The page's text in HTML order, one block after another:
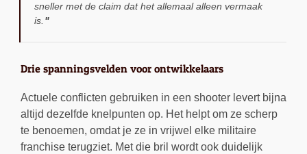
sneller met de claim dat het allemaal alleen vermaak
is.
Drie spanningsvelden voor ontwikkelaars
Actuele conflicten gebruiken in een shooter levert bijna
altijd dezelfde knelpunten op. Het helpt om ze scherp
te benoemen, omdat je ze in vrijwel elke militaire
franchise terugziet. Met die bril wordt ook duidelijk